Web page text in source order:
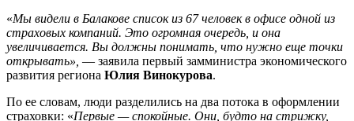
«Мы видели в Балакове список из 67 человек в офисе одной из
страховых компаний. Это огромная очередь, и она
увеличивается. Вы должны понимать, что нужно еще точки
открывать», — заявила первый замминистра экономического
развития региона Юлия Винокурова.
По ее словам, люди разделились на два потока в оформлении
страховки: «Первые — спокойные. Они, будто на стрижку,